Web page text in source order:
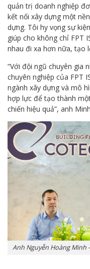
quản trị doanh nghiệp
kết nối xây dựng một
dựng. Tôi hy vọng sự
giúp cho không chỉ FPT
nhau đi xa hơn nữa, tạo
“Với đội ngũ chuyên gia
chuyên nghiệp của FPT
ngành xây dựng và mô
hợp lực để tạo thành
chiến hiệu quả”, anh
Anh Nguyễn Hoàng Minh